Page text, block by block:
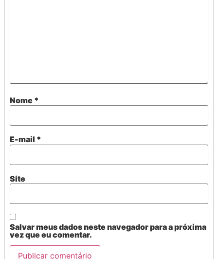
Nome *
E-mail *
Site
Salvar meus dados neste navegador para a próxima
vez que eu comentar.